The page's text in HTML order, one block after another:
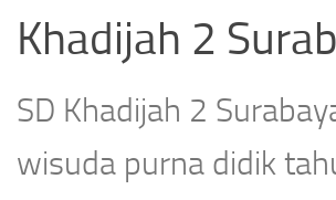
Khadijah 2
SD Khadijah 2
wisuda purna didik